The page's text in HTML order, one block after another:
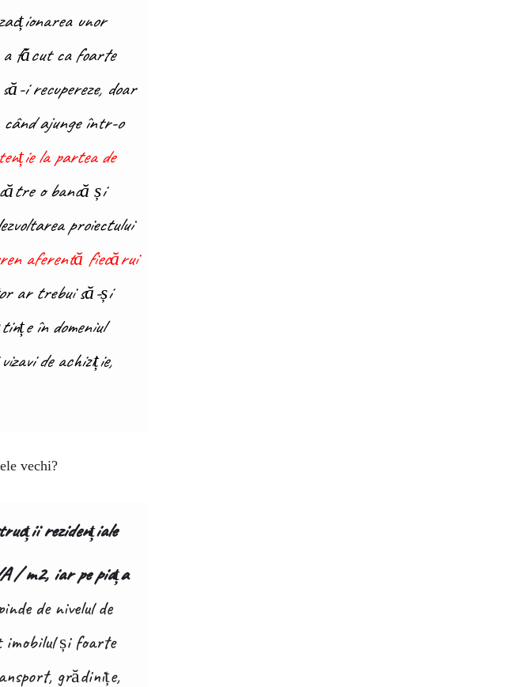
unor
a făcut ca foarte
i recupereze, doar
ajunge într-o
la partea de
o bancă și
proiectului
aferentă fiecărui
ar trebui să-și
în domeniul
de achiziție,
vechi?
rezidențiale
/ m2, iar pe piața
de nivelul de
imobilul și foarte
grădinițe,